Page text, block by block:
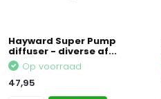
Hayward Super Pump
diffuser - diverse af...
Op voorraad
47,95